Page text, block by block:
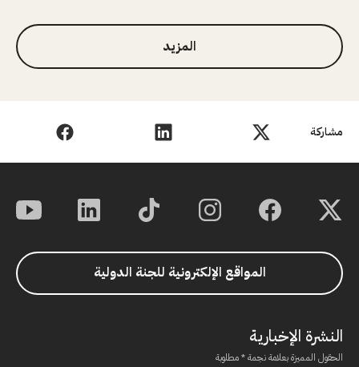
مشاركة
المزيد
المواقع الإلكترونية للجنة الدولية
النشرة الإخبارية
الحقول المميزة بعلامة نجمة * مطلوبة